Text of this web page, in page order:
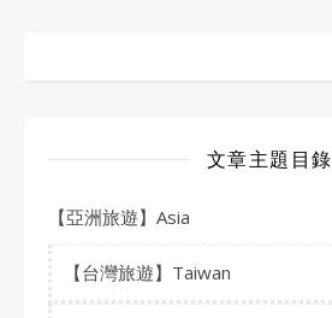
文章主題目錄
【亞洲旅遊】Asia
【台灣旅遊】Taiwan